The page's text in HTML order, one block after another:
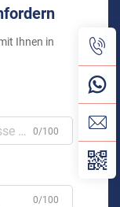
Ihnen in
0/100
0/100